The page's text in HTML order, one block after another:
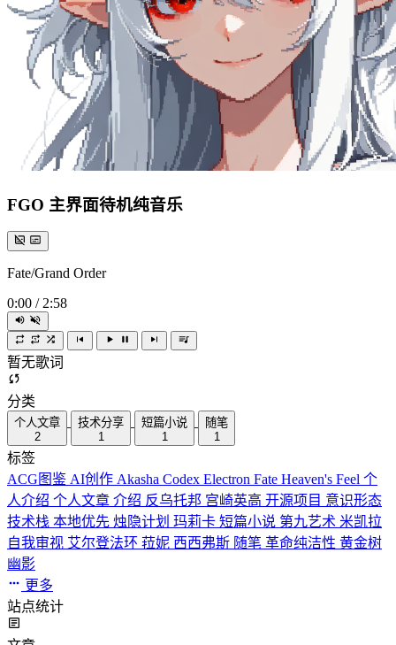
FGO 主界面待机纯音乐
Fate/Grand Order
0:00 / 2:58
暂无歌词
分类
个人文章
2
技术分享
1
短篇小说
1
随笔
1
标签
ACG图鉴 AI创作 Akasha Codex Electron Fate Heaven's Feel 个
人介绍 个人文章 介绍 反乌托邦 宫崎英高 开源项目 意识形态
技术栈 本地优先 烛隐计划 玛莉卡 短篇小说 第九艺术 米凯拉
自我审视 艾尔登法环 菈妮 西西弗斯 随笔 革命纯洁性 黄金树
幽影
更多
站点统计